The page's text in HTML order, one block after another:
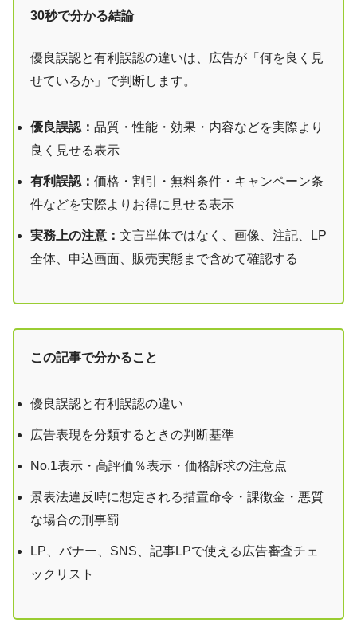
30秒で分かる結論
優良誤認と有利誤認の違いは、広告が「何を良く見
せているか」で判断します。
優良誤認： 品質・性能・効果・内容などを実際より
良く見せる表示
有利誤認： 価格・割引・無料条件・キャンペーン条
件などを実際よりお得に見せる表示
実務上の注意： 文言単体ではなく、画像、注記、LP
全体、申込画面、販売実態まで含めて確認する
この記事で分かること
優良誤認と有利誤認の違い
広告表現を分類するときの判断基準
No.1表示・高評価％表示・価格訴求の注意点
景表法違反時に想定される措置命令・課徴金・悪質
な場合の刑事罰
LP、バナー、SNS、記事LPで使える広告審査チェ
ックリスト